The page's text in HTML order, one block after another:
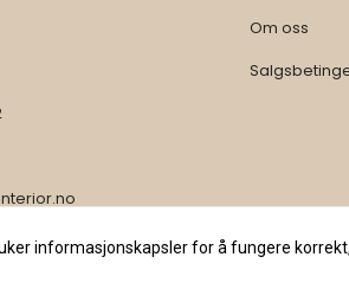
Om oss
informasjonskapsler for å fungere